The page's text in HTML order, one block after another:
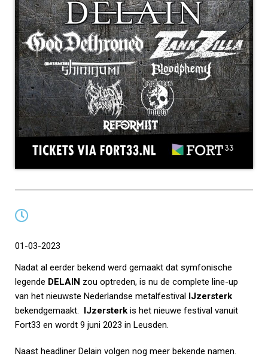
01-03-2023
Nadat al eerder bekend werd gemaakt dat symfonische
legende DELAIN zou optreden, is nu de complete line-up
van het nieuwste Nederlandse metalfestival IJzersterk
bekendgemaakt. IJzersterk is het nieuwe festival vanuit
Fort33 en wordt 9 juni 2023 in Leusden.
Naast headliner Delain volgen nog meer bekende namen.